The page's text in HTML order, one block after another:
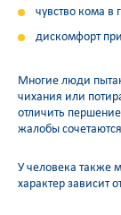
чувство кома в
дискомфорт
Многие люди
чихания или
отличить
жалобы
У человека также
характер зависит